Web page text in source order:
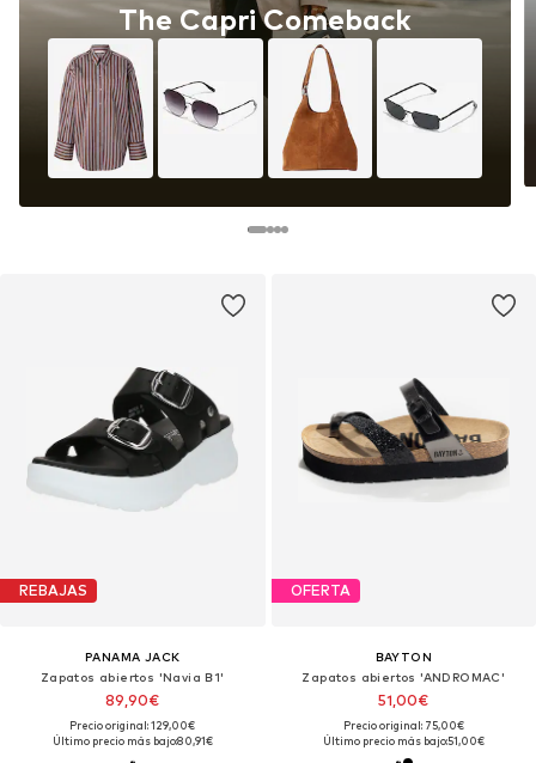
REBAJAS
PANAMA JACK
Zapatos abiertos 'Navia B1'
89,90€
Precio original: 129,00€
Último precio más bajo:80,91€
OFERTA
BAYTON
Zapatos abiertos 'ANDROMAC'
51,00€
Precio original: 75,00€
Último precio más bajo:51,00€
The Capri Comeback